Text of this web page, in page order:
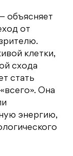
объясняет
от
клетки,
схода
стать
Она
энергию,